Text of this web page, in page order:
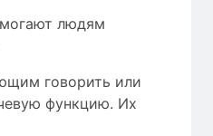
людям
говорить или
функцию. Их